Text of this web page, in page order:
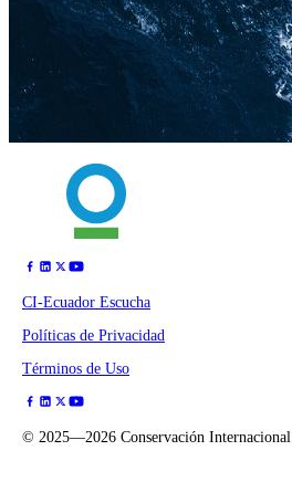
CI-Ecuador Escucha
Políticas de Privacidad
Términos de Uso
© 2025—2026 Conservación Internacional